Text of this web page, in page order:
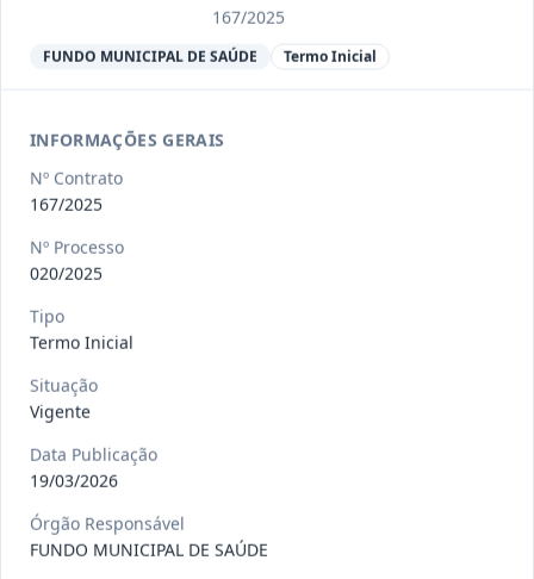
Termo
contrato a contratação de emp
Situação
012-
2023
Termo
Inicial
para apresentação musi
011-
Contratação de empresa especializada
167/2025
FUNDO MUNICIPAL DE SAÚDE Termo Inicial
INFORMAÇÕES GERAIS
Nº Contrato
167/2025
Nº Processo
020/2025
Tipo
Termo Inicial
Situação
Vigente
Data Publicação
19/03/2026
Órgão Responsável
FUNDO MUNICIPAL DE SAÚDE